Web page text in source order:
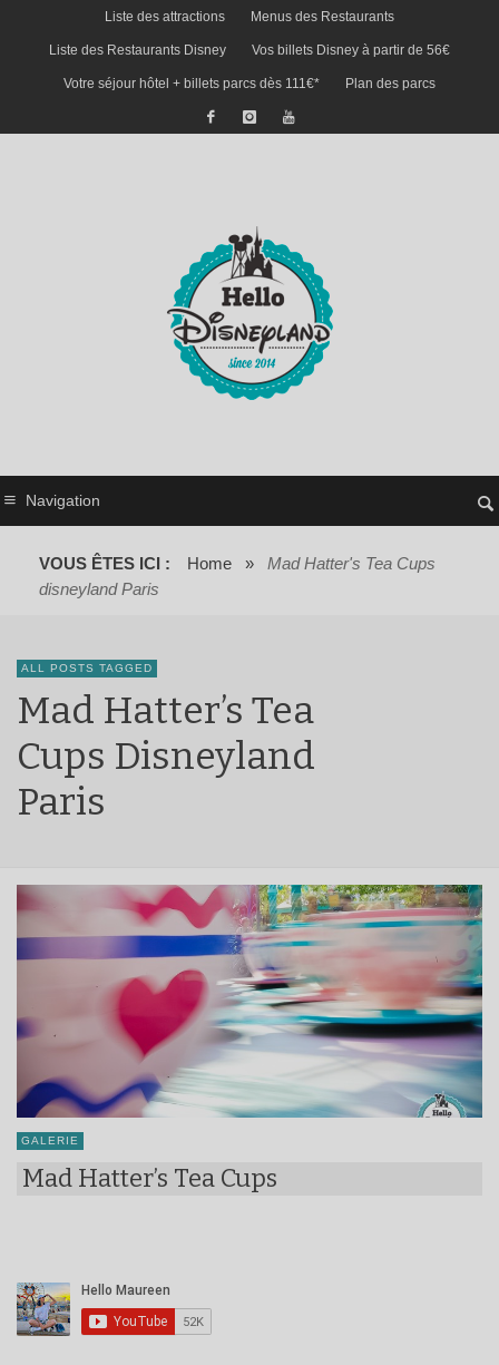
Liste des attractions Menus des Restaurants
Liste des Restaurants Disney Vos billets Disney à partir de 56€
Votre séjour hôtel + billets parcs dès 111€* Plan des parcs
Navigation
VOUS ÊTES ICI : Home »
Mad Hatter's Tea Cups
disneyland Paris
ALL POSTS TAGGED
Mad Hatter’s Tea
Cups Disneyland
Paris
GALERIE
Mad Hatter’s Tea Cups